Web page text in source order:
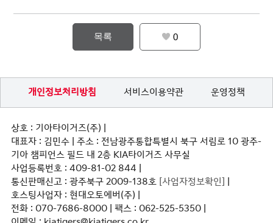
목록 0
개인정보처리방침 서비스이용약관 운영정책
상호 : 기아타이거즈(주) |
대표자 : 김민수 | 주소 : 전남광주통합특별시 북구 서림로 10 광주-
기아 챔피언스 필드 내 2층 KIA타이거즈 사무실
사업등록번호 : 409-81-02 844 |
통신판매신고 : 광주북구 2009-138호 [사업자정보확인]
호스팅사업자 : 현대오토에버(주) |
전화 : 070-7686-8000 | 팩스 : 062-525-5350 |